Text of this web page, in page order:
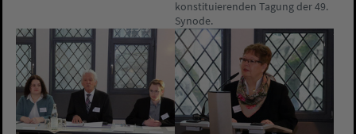
konstituierenden Tagung der 49.
Synode.